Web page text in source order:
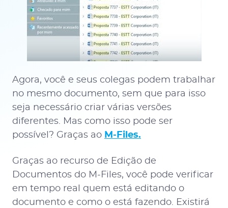
Agora, você e seus colegas podem trabalhar
no mesmo documento, sem que para isso
seja necessário criar várias versões
diferentes. Mas como isso pode ser
possível? Graças ao M-Files.
Graças ao recurso de Edição de
Documentos do M-Files, você pode verificar
em tempo real quem está editando o
documento e como o está fazendo. Existirá